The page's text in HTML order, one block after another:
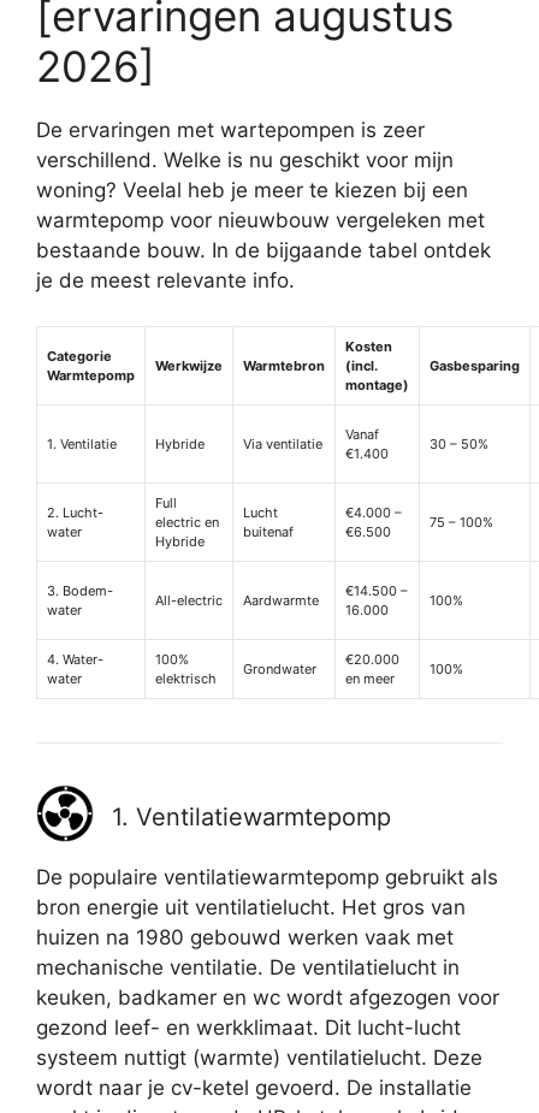
[ervaringen augustus
2026]
De ervaringen met wartepompen is zeer
verschillend. Welke is nu geschikt voor mijn
woning? Veelal heb je meer te kiezen bij een
warmtepomp voor nieuwbouw vergeleken met
bestaande bouw. In de bijgaande tabel ontdek
je de meest relevante info.
Categorie
Warmtepomp
Werkwijze Warmtebron
Kosten
(incl.
montage)
Gasbesparing
1. Ventilatie Hybride Via ventilatie
Vanaf
€1.400
30 – 50%
2. Lucht-
water
Full
electric en
Hybride
Lucht
buitenaf
€4.000 –
€6.500
75 – 100%
3. Bodem-
water
All-electric Aardwarmte
€14.500 –
16.000
100%
4. Water-
water
100%
elektrisch
Grondwater
€20.000
en meer
100%
1. Ventilatiewarmtepomp
De populaire ventilatiewarmtepomp gebruikt als
bron energie uit ventilatielucht. Het gros van
huizen na 1980 gebouwd werken vaak met
mechanische ventilatie. De ventilatielucht in
keuken, badkamer en wc wordt afgezogen voor
gezond leef- en werkklimaat. Dit lucht-lucht
systeem nuttigt (warmte) ventilatielucht. Deze
wordt naar je cv-ketel gevoerd. De installatie